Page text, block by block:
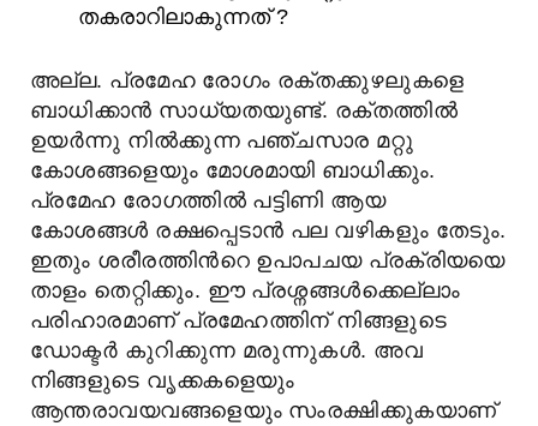
തകരാറിലാകുന്നത് ?
അല്ല. പ്രമേഹ രോഗം രക്തക്കുഴലുകളെ
ബാധിക്കാന്‍ സാധ്യതയുണ്ട്. രക്തത്തില്‍
ഉയര്‍ന്നു നില്‍ക്കുന്ന പഞ്ചസാര മറ്റു
കോശങ്ങളെയും മോശമായി ബാധിക്കും.
പ്രമേഹ രോഗത്തില്‍ പട്ടിണി ആയ
കോശങ്ങള്‍ രക്ഷപ്പെടാന്‍ പല വഴികളും തേടും.
ഇതും ശരീരത്തിന്‍റെ ഉപാപചയ പ്രക്രിയയെ
താളം തെറ്റിക്കും. ഈ പ്രശ്നങ്ങള്‍ക്കെല്ലാം
പരിഹാരമാണ് പ്രമേഹത്തിന് നിങ്ങളുടെ
ഡോക്ടര്‍ കുറിക്കുന്ന മരുന്നുകള്‍. അവ
നിങ്ങളുടെ വൃക്കകളെയും
ആന്തരാവയവങ്ങളെയും സംരക്ഷിക്കുകയാണ്